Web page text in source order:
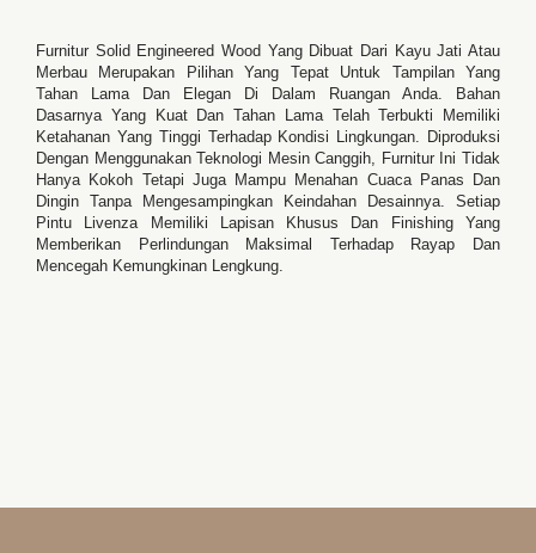
Furnitur Solid Engineered Wood Yang Dibuat Dari Kayu Jati Atau
Merbau Merupakan Pilihan Yang Tepat Untuk Tampilan Yang
Tahan Lama Dan Elegan Di Dalam Ruangan Anda. Bahan
Dasarnya Yang Kuat Dan Tahan Lama Telah Terbukti Memiliki
Ketahanan Yang Tinggi Terhadap Kondisi Lingkungan. Diproduksi
Dengan Menggunakan Teknologi Mesin Canggih, Furnitur Ini Tidak
Hanya Kokoh Tetapi Juga Mampu Menahan Cuaca Panas Dan
Dingin Tanpa Mengesampingkan Keindahan Desainnya. Setiap
Pintu Livenza Memiliki Lapisan Khusus Dan Finishing Yang
Memberikan Perlindungan Maksimal Terhadap Rayap Dan
Mencegah Kemungkinan Lengkung.